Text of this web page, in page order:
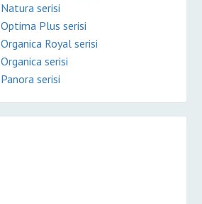
Natura serisi
Optima Plus serisi
Organica Royal serisi
Organica serisi
Panora serisi